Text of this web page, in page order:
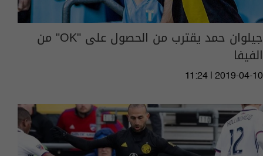
جيلوان حمد يقترب من الحصول على "OK" من
الفيفا
11:24 | 2019-04-10